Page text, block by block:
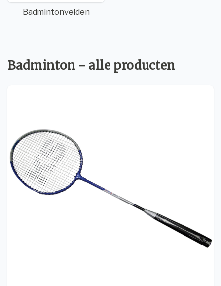
Badmintonvelden
Badminton - alle producten